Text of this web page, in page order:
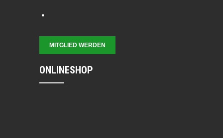
MITGLIED WERDEN
ONLINESHOP